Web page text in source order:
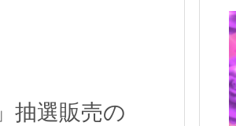
抽選販売の